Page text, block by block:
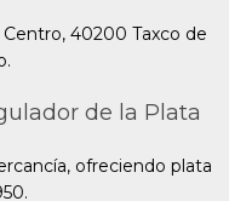
40200 Taxco de
de la Plata
ofreciendo plata